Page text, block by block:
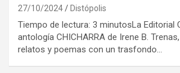
27/10/2024 Distópolis
Tiempo de lectura: 3 minutosLa Editorial
antología CHICHARRA de Irene B.
relatos y poemas con un trasfondo…